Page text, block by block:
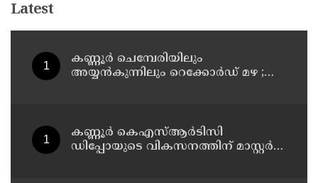
Latest
കണ്ണൂർ ചെമ്പേരിയിലും
അയ്യൻകുന്നിലും റെക്കോർഡ് മഴ ;
കണ്ണൂർ കെഎസ്ആർടിസി
ഡിപ്പോയുടെ വികസനത്തിന് മാസ്റ്റർ